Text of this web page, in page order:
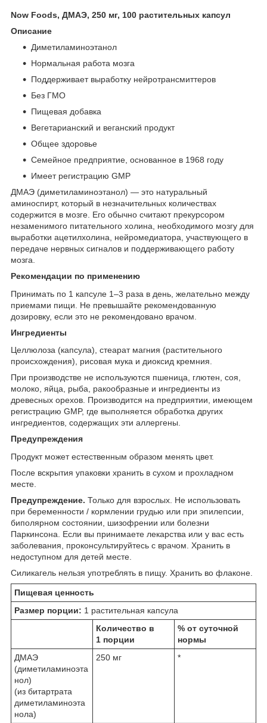
Now Foods, ДМАЭ, 250 мг, 100 растительных капсул
Описание
Диметиламиноэтанол
Нормальная работа мозга
Поддерживает выработку нейротрансмиттеров
Без ГМО
Пищевая добавка
Вегетарианский и веганский продукт
Общее здоровье
Семейное предприятие, основанное в 1968 году
Имеет регистрацию GMP
ДМАЭ (диметиламиноэтанол) — это натуральный
аминоспирт, который в незначительных количествах
содержится в мозге. Его обычно считают прекурсором
незаменимого питательного холина, необходимого мозгу для
выработки ацетилхолина, нейромедиатора, участвующего в
передаче нервных сигналов и поддерживающего работу
мозга.
Рекомендации по применению
Принимать по 1 капсуле 1–3 раза в день, желательно между
приемами пищи. Не превышайте рекомендованную
дозировку, если это не рекомендовано врачом.
Ингредиенты
Целлюлоза (капсула), стеарат магния (растительного
происхождения), рисовая мука и диоксид кремния.
При производстве не используются пшеница, глютен, соя,
молоко, яйца, рыба, ракообразные и ингредиенты из
древесных орехов. Производится на предприятии, имеющем
регистрацию GMP, где выполняется обработка других
ингредиентов, содержащих эти аллергены.
Предупреждения
Продукт может естественным образом менять цвет.
После вскрытия упаковки хранить в сухом и прохладном
месте.
Предупреждение. Только для взрослых. Не использовать
при беременности / кормлении грудью или при эпилепсии,
биполярном состоянии, шизофрении или болезни
Паркинсона. Если вы принимаете лекарства или у вас есть
заболевания, проконсультируйтесь с врачом. Хранить в
недоступном для детей месте.
Силикагель нельзя употреблять в пищу. Хранить во флаконе.
Пищевая ценность
Размер порции: 1 растительная капсула
Количество в
1 порции
% от суточной
нормы
ДМАЭ
(диметиламиноэта
нол)
(из битартрата
диметиламиноэта
нола)
250 мг *